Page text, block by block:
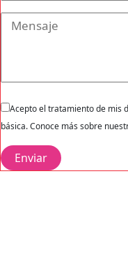
Acepto el tratamiento de mis
básica. Conoce más sobre